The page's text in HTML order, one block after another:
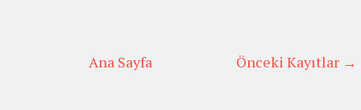
Önceki Kayıtlar →
Ana Sayfa